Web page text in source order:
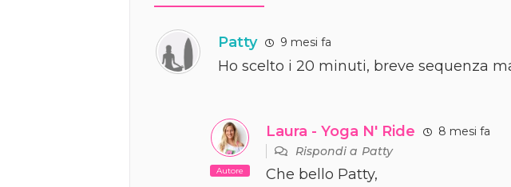
Patty 9 mesi fa
Ho scelto i 20 minuti, breve sequenza
Autore
Laura - Yoga N' Ride
8 mesi fa
Rispondi aPatty
Che bello Patty,